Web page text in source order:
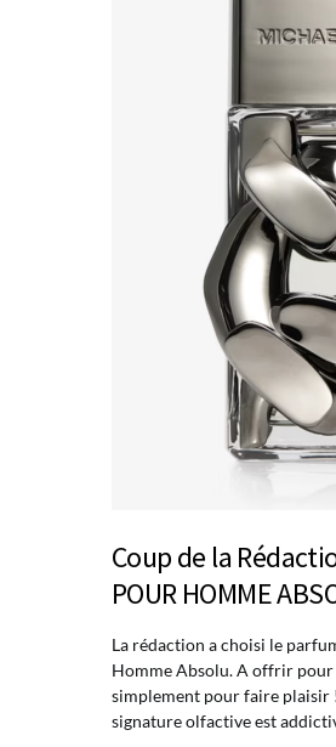
Coup de la
POUR HOMME
La rédaction a choisi le
Homme Absolu. A offrir pour
simplement pour faire plaisir
signature olfactive est